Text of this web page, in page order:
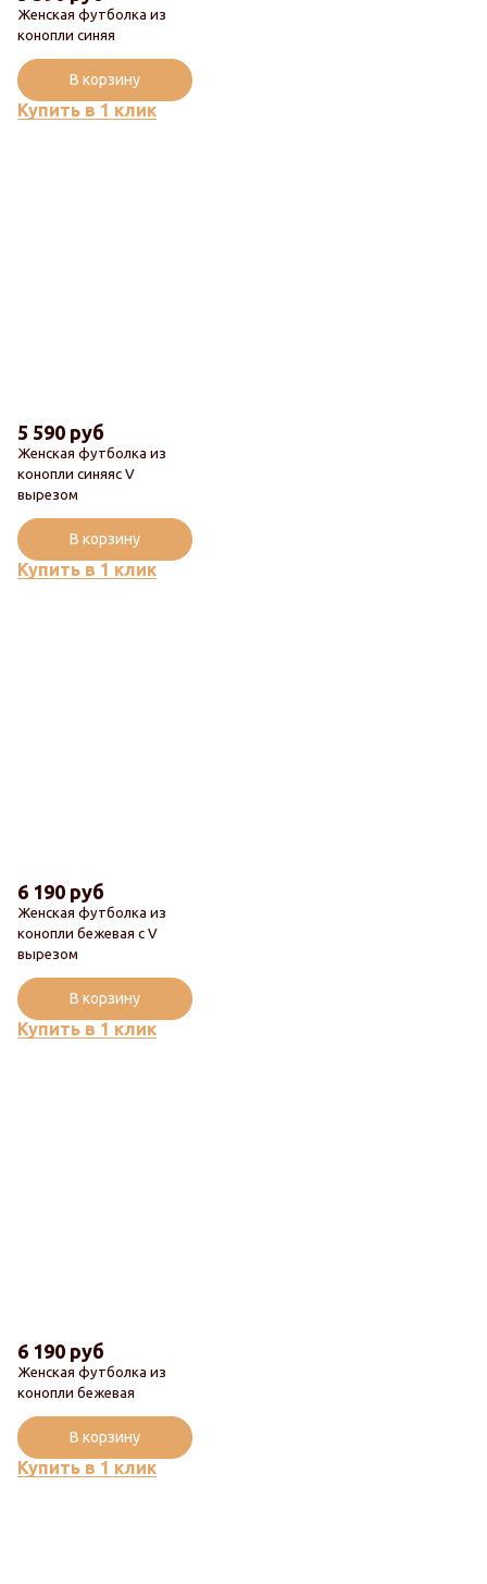
Женская футболка из
конопли синяя
Купить в 1 клик
В корзину
Женская футболка из
конопли синяяс V
вырезом
5 590 руб
Купить в 1 клик
В корзину
Женская футболка из
конопли бежевая с V
вырезом
6 190 руб
Купить в 1 клик
В корзину
Женская футболка из
конопли бежевая
6 190 руб
Купить в 1 клик
В корзину